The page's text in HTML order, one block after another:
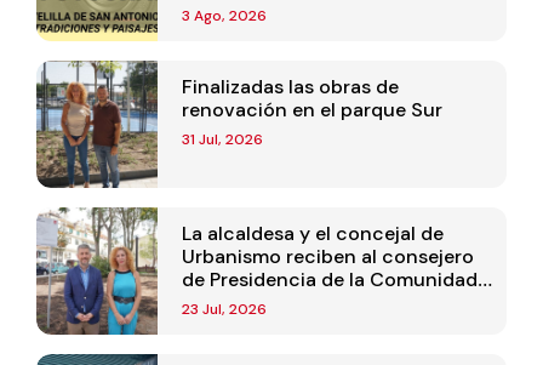
3 Ago, 2026
Finalizadas las obras de
renovación en el parque Sur
31 Jul, 2026
La alcaldesa y el concejal de
Urbanismo reciben al consejero
de Presidencia de la Comunidad
de Madrid
23 Jul, 2026